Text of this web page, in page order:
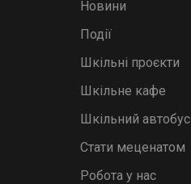
Новини
Події
Шкільні проєкти
Шкільне кафе
Шкільний автобус
Стати меценатом
Робота у нас